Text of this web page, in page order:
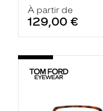
À partir de
129,00 €